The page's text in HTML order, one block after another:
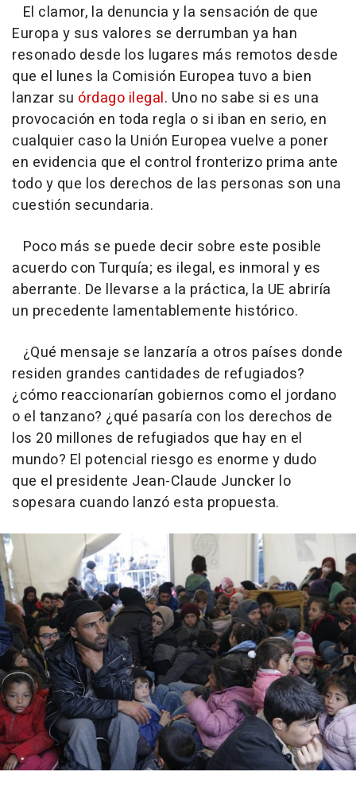
El clamor, la denuncia y la sensación de que
Europa y sus valores se derrumban ya han
resonado desde los lugares más remotos desde
que el lunes la Comisión Europea tuvo a bien
lanzar su órdago ilegal. Uno no sabe si es una
provocación en toda regla o si iban en serio, en
cualquier caso la Unión Europea vuelve a poner
en evidencia que el control fronterizo prima ante
todo y que los derechos de las personas son una
cuestión secundaria.
Poco más se puede decir sobre este posible
acuerdo con Turquía; es ilegal, es inmoral y es
aberrante. De llevarse a la práctica, la UE abriría
un precedente lamentablemente histórico.
¿Qué mensaje se lanzaría a otros países donde
residen grandes cantidades de refugiados?
¿cómo reaccionarían gobiernos como el jordano
o el tanzano? ¿qué pasaría con los derechos de
los 20 millones de refugiados que hay en el
mundo? El potencial riesgo es enorme y dudo
que el presidente Jean-Claude Juncker lo
sopesara cuando lanzó esta propuesta.